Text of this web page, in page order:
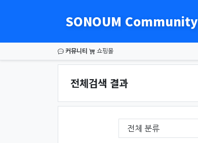
SONOUM Community
커뮤니티 쇼핑몰
전체검색 결과
게시판 그룹선택
검색조건
검색어필수